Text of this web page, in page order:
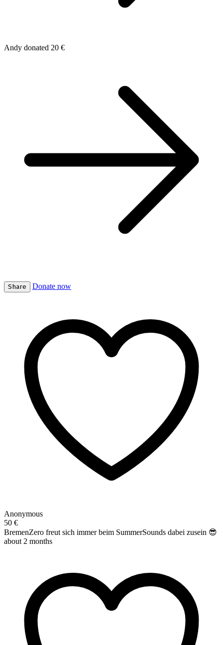
Andy donated 20 €
Share Donate now
Anonymous
50 €
BremenZero freut sich immer beim SummerSounds dabei zusein 😎
about 2 months